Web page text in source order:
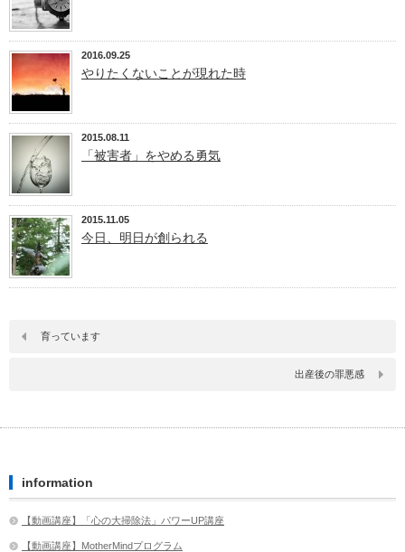
2016.09.25
やりたくないことが現れた時
2015.08.11
「被害者」をやめる勇気
2015.11.05
今日、明日が創られる
育っています
出産後の罪悪感
information
【動画講座】「心の大掃除法」パワーUP講座
【動画講座】MotherMindプログラム